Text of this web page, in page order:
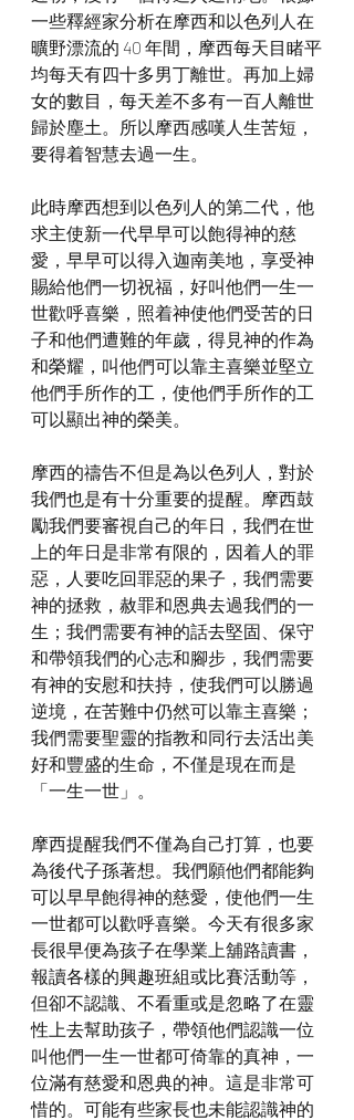
一些釋經家分析在摩西和以色列人在
曠野漂流的 40 年間，摩西每天目睹平
均每天有四十多男丁離世。再加上婦
女的數目，每天差不多有一百人離世
歸於塵土。所以摩西感嘆人生苦短，
要得着智慧去過一生。
此時摩西想到以色列人的第二代，他
求主使新一代早早可以飽得神的慈
愛，早早可以得入迦南美地，享受神
賜給他們一切祝福，好叫他們一生一
世歡呼喜樂，照着神使他們受苦的日
子和他們遭難的年歲，得見神的作為
和榮耀，叫他們可以靠主喜樂並堅立
他們手所作的工，使他們手所作的工
可以顯出神的榮美。
摩西的禱告不但是為以色列人，對於
我們也是有十分重要的提醒。摩西鼓
勵我們要審視自己的年日，我們在世
上的年日是非常有限的，因着人的罪
惡，人要吃回罪惡的果子，我們需要
神的拯救，赦罪和恩典去過我們的一
生；我們需要有神的話去堅固、保守
和帶領我們的心志和腳步，我們需要
有神的安慰和扶持，使我們可以勝過
逆境，在苦難中仍然可以靠主喜樂；
我們需要聖靈的指教和同行去活出美
好和豐盛的生命，不僅是現在而是
「一生一世」。
摩西提醒我們不僅為自己打算，也要
為後代子孫著想。我們願他們都能夠
可以早早飽得神的慈愛，使他們一生
一世都可以歡呼喜樂。今天有很多家
長很早便為孩子在學業上舖路讀書，
報讀各樣的興趣班組或比賽活動等，
但卻不認識、不看重或是忽略了在靈
性上去幫助孩子，帶領他們認識一位
叫他們一生一世都可倚靠的真神，一
位滿有慈愛和恩典的神。這是非常可
惜的。可能有些家長也未能認識神的